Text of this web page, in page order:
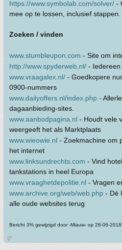
https://www.symbolab.com/solver/ -
mee op te lossen, inclusief stappen.
Zoeken / vinden
www.stumbleupon.com - Site om
http://www.spyderweb.nl/ - Iedereen
www.vraagalex.nl/ - Goedkopere
0900-nummers
www.dailyoffers.nl/index.php -
dagaanbieding-sites.
www.aanbodpagina.nl - Houdt vele
weergeeft het als Marktplaats
www.wieowie.nl - Zoekmachine om
het internet
www.linksundrechts.com - Vind
tankstations in heel Europa
www.vraaghetdepolitie.nl - Vragen
www.archive.org/web/web.php - Dé
alle oude websites terug
Bericht 3% gewijzigd door -Miauw- op 28-06-
జ్ఞ‌ా